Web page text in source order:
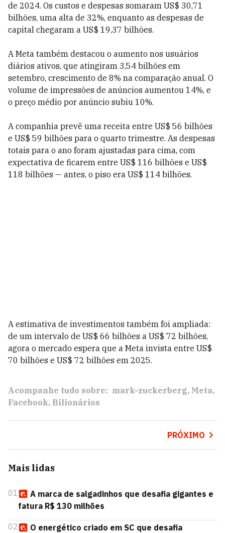
de 2024. Os custos e despesas somaram US$ 30,71
bilhões, uma alta de 32%, enquanto as despesas de
capital chegaram a US$ 19,37 bilhões.
A Meta também destacou o aumento nos usuários
diários ativos, que atingiram 3,54 bilhões em
setembro, crescimento de 8% na comparação anual. O
volume de impressões de anúncios aumentou 14%, e
o preço médio por anúncio subiu 10%.
A companhia prevê uma receita entre US$ 56 bilhões
e US$ 59 bilhões para o quarto trimestre. As despesas
totais para o ano foram ajustadas para cima, com
expectativa de ficarem entre US$ 116 bilhões e US$
118 bilhões — antes, o piso era US$ 114 bilhões.
A estimativa de investimentos também foi ampliada:
de um intervalo de US$ 66 bilhões a US$ 72 bilhões,
agora o mercado espera que a Meta invista entre US$
70 bilhões e US$ 72 bilhões em 2025.
Acompanhe tudo sobre: mark-zuckerberg Meta
Facebook Bilionários
PRÓXIMO
Mais lidas
01
A marca de salgadinhos que desafia gigantes e
fatura R$ 130 milhões
02 O energético criado em SC que desafia